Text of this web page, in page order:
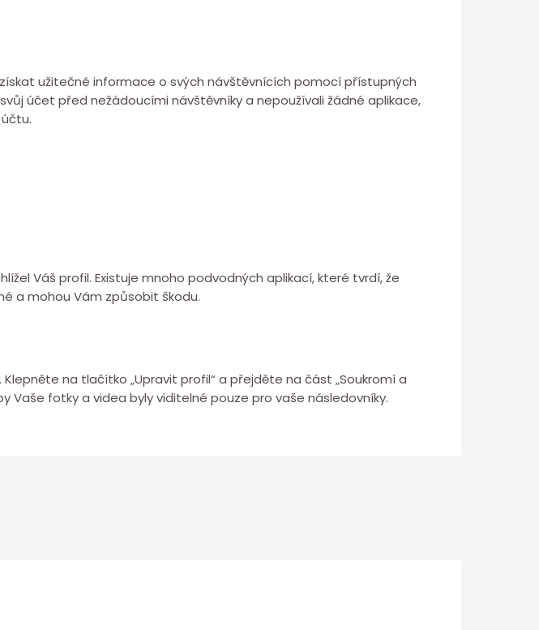
užitečné informace o svých návštěvnících pomocí přístupných
účet před nežádoucími návštěvníky a nepoužívali žádné aplikace,
Váš profil. Existuje mnoho podvodných aplikací, které tvrdí, že
a mohou Vám způsobit škodu.
na tlačítko „Upravit profil“ a přejděte na část „Soukromí a
Vaše fotky a videa byly viditelné pouze pro vaše následovníky.